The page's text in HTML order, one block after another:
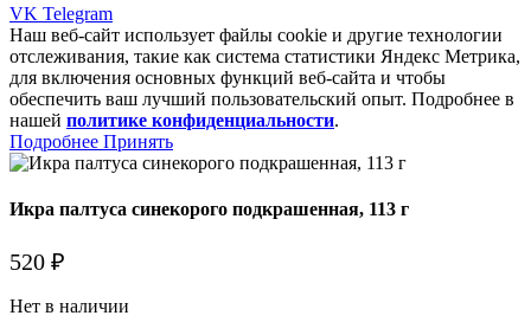
VK Telegram
Наш веб-сайт использует файлы cookie и другие технологии
отслеживания, такие как система статистики Яндекс Метрика,
для включения основных функций веб-сайта и чтобы
обеспечить ваш лучший пользовательский опыт. Подробнее в
нашей политике конфиденциальности.
Подробнее Принять
Икра палтуса синекорого подкрашенная, 113 г
520 ₽
Нет в наличии